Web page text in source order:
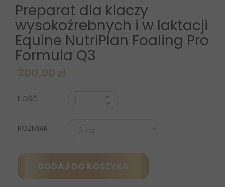
Preparat dla klaczy
wysokoźrebnych i w laktacji
Equine NutriPlan Foaling Pro
Formula Q3
ILOŚĆ
ROZMIAR
DODAJ DO KOSZYKA